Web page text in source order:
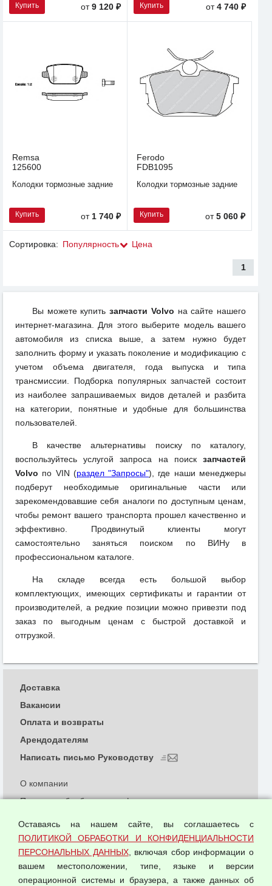
Купить от9 120 ₽ Купить от4 740 ₽
Remsa
125600
Колодки тормозные задние
Купить от 1 740 ₽
Ferodo
FDB1095
Колодки тормозные задние
Купить от5 060 ₽
Сортировка: Популярность Цена
1
Вы можете купитьзапчасти Volvo на сайте нашего
интернет-магазина. Для этого выберите модель вашего
автомобиля из списка выше, а затем нужно будет
заполнить форму и указать поколение и модификацию с
учетом объема двигателя, года выпуска и типа
трансмиссии. Подборка популярных запчастей состоит
из наиболее запрашиваемых видов деталей и разбита
на категории, понятные и удобные для большинства
пользователей.
В качестве альтернативы поиску по каталогу,
воспользуйтесь услугой запроса на поиск запчастей
Volvo по VIN (раздел "Запросы"), где наши менеджеры
подберут необходимые оригинальные части или
зарекомендовавшие себя аналоги по доступным ценам,
чтобы ремонт вашего транспорта прошел качественно и
эффективно. Продвинутый клиенты могут
самостоятельно заняться поиском по ВИНу в
профессиональном каталоге.
На складе всегда есть большой выбор
комплектующих, имеющих сертификаты и гарантии от
производителей, а редкие позиции можно привезти под
заказ по выгодным ценам с быстрой доставкой и
отгрузкой.
О компании
Политика обработки и конфиденциальности
Согласием на обработку персональных данных
Оферта оптовой купли-продажи
Публичная оферта
Доставка
Вакансии
Оплата и возвраты
Арендодателям
Написать письмо Руководству
Оставаясь на нашем сайте, вы соглашаетесь с
ПОЛИТИКОЙ ОБРАБОТКИ И КОНФИДЕНЦИАЛЬНОСТИ
ПЕРСОНАЛЬНЫХ ДАННЫХ, включая сбор информации о
вашем местоположении, типе, языке и версии
операционной системы и браузера, а также данных об